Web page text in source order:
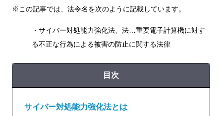
※この記事では、法令名を次のように記載しています。
・サイバー対処能力強化法、法…重要電子計算機に対す
る不正な行為による被害の防止に関する法律
目次
サイバー対処能力強化法とは